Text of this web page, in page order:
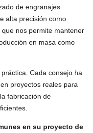
de engranajes
alta precisión como
que nos permite mantener
en masa como
Cada consejo ha
proyectos reales para
fabricación de
en su proyecto de